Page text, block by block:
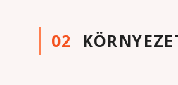
02